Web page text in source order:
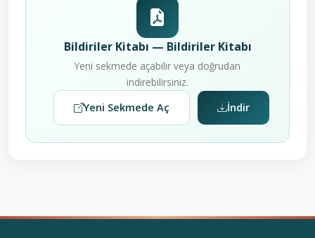
Bildiriler Kitabı — Bildiriler Kitabı
Yeni sekmede açabilir veya doğrudan
indirebilirsiniz.
Yeni Sekmede Aç
İndir